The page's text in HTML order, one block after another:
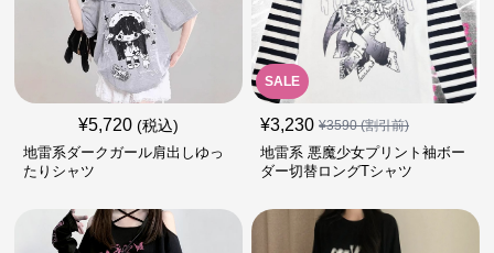
¥5,720 (税込)
地雷系ダークガール肩出しゆっ
たりシャツ
SALE
¥3,230 ¥3590(割引前)
地雷系 悪魔少女プリント袖ボー
ダー切替ロングTシャツ